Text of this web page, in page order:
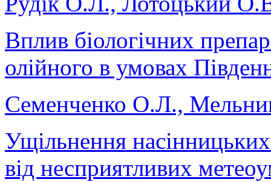
Вплив біологічних
олійного в умовах
Семенченко О.Л.,
Ущільнення
від несприятливих